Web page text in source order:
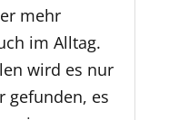
mehr
im Alltag.
wird es nur
gefunden, es